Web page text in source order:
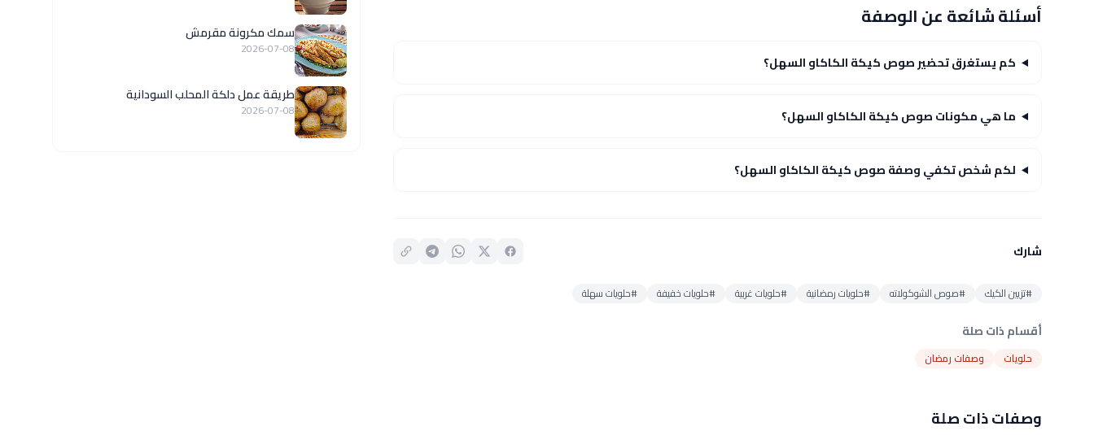
أسئلة شائعة عن الوصفة
كم يستغرق تحضير صوص كيكة الكاكاو السهل؟
ما هي مكونات صوص كيكة الكاكاو السهل؟
لكم شخص تكفي وصفة صوص كيكة الكاكاو السهل؟
شارك
#تزيين الكيك #صوص الشوكولاته #حلويات رمضانية #حلويات غربية #حلويات خفيفة #حلويات سهلة
أقسام ذات صلة
حلويات وصفات رمضان
وصفات ذات صلة
سمك مكرونة مقرمش
2026-07-08
طريقة عمل دلكة المحلب السودانية
2026-07-08